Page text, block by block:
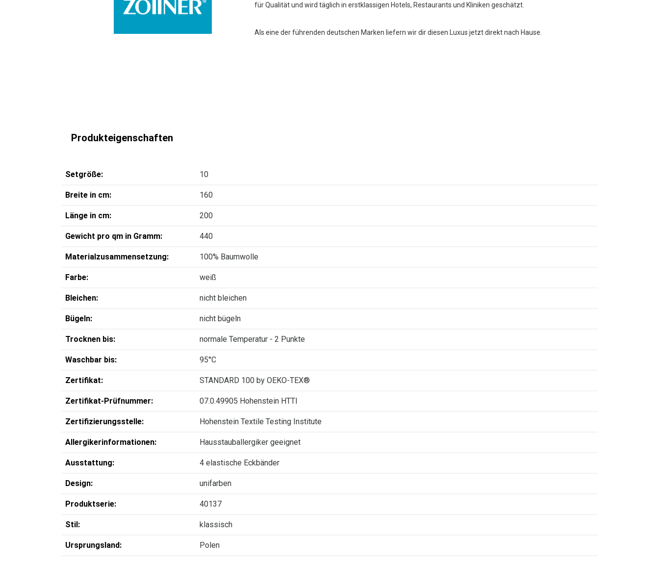
für Qualität und wird täglich in erstklassigen Hotels, Restaurants und Kliniken geschätzt.
Als eine der führenden deutschen Marken liefern wir dir diesen Luxus jetzt direkt nach Hause.
Produkteigenschaften
Setgröße: 10
Breite in cm: 160
Länge in cm: 200
Gewicht pro qm in Gramm: 440
Materialzusammensetzung: 100% Baumwolle
Farbe: weiß
Bleichen: nicht bleichen
Bügeln: nicht bügeln
Trocknen bis: normale Temperatur - 2 Punkte
Waschbar bis: 95°C
Zertifikat: STANDARD 100 by OEKO-TEX®
Zertifikat-Prüfnummer: 07.0.49905 Hohenstein HTTI
Zertifizierungsstelle: Hohenstein Textile Testing Institute
Allergikerinformationen: Hausstauballergiker geeignet
Ausstattung: 4 elastische Eckbänder
Design: unifarben
Produktserie: 40137
Stil: klassisch
Ursprungsland: Polen